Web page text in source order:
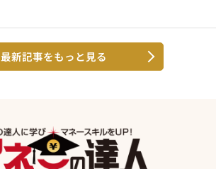
最新記事をもっと見る